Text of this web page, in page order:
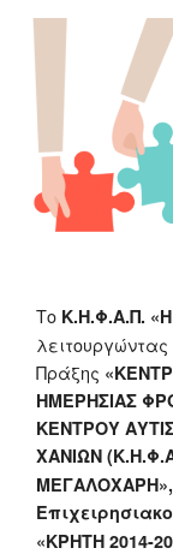
Το Κ.Η.Φ.Α.Π.
λειτουργώντας
Πράξης
ΗΜΕΡΗΣΙΑΣ
ΚΕΝΤΡΟΥ
ΧΑΝΙΩΝ
ΜΕΓΑΛΟΧΑΡΗ»,
«ΚΡΗΤΗ 2014-